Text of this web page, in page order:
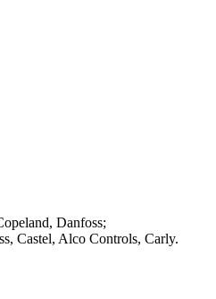
Danfoss;
Castel, Alco Controls, Carly.